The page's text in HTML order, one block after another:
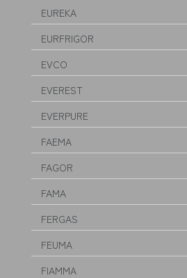
EUREKA
EURFRIGOR
EVCO
EVEREST
EVERPURE
FAEMA
FAGOR
FAMA
FERGAS
FEUMA
FIAMMA